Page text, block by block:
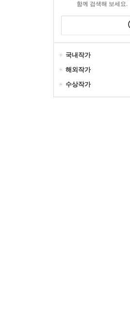
함께 검색해 보세요.
국내작가
해외작가
수상작가